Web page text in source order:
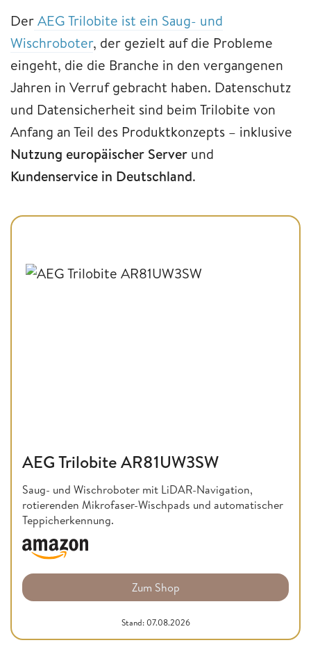
DerAEG Trilobite ist ein Saug- und
Wischroboter, der gezielt auf die Probleme
eingeht, die die Branche in den vergangenen
Jahren in Verruf gebracht haben. Datenschutz
und Datensicherheit sind beim Trilobite von
Anfang an Teil des Produktkonzepts – inklusive
Nutzung europäischer Server und
Kundenservice in Deutschland.
AEG Trilobite AR81UW3SW
Saug- und Wischroboter mit LiDAR-Navigation,
rotierenden Mikrofaser-Wischpads und automatischer
Teppicherkennung.
Zum Shop
Stand: 07.08.2026